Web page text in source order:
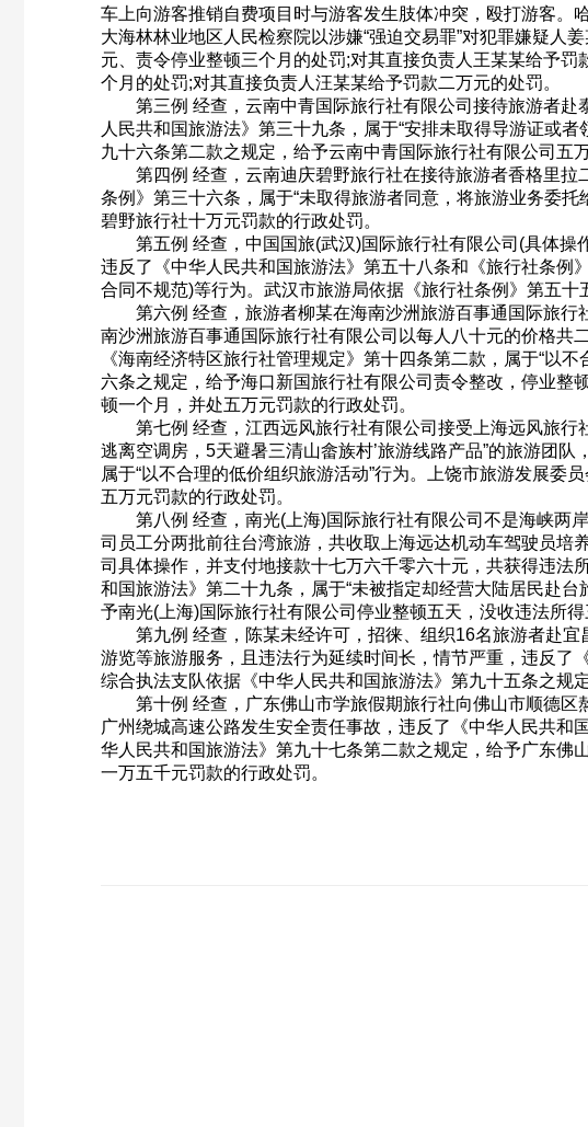
车上向游客推销自费项目时与游客发生肢体冲突，殴打游客
大海林林业地区人民检察院以涉嫌“强迫交易罪”对犯罪嫌疑人
元、责令停业整顿三个月的处罚;对其直接负责人王某某给予
个月的处罚;对其直接负责人汪某某给予罚款二万元的处罚。
第三例 经查，云南中青国际旅行社有限公司接待旅游者赴
人民共和国旅游法》第三十九条，属于“安排未取得导游证或
九十六条第二款之规定，给予云南中青国际旅行社有限公司五
第四例 经查，云南迪庆碧野旅行社在接待旅游者香格里拉
条例》第三十六条，属于“未取得旅游者同意，将旅游业务委
碧野旅行社十万元罚款的行政处罚。
第五例 经查，中国国旅(武汉)国际旅行社有限公司(具体操
违反了《中华人民共和国旅游法》第五十八条和《旅行社条例
合同不规范)等行为。武汉市旅游局依据《旅行社条例》第五
第六例 经查，旅游者柳某在海南沙洲旅游百事通国际旅行
南沙洲旅游百事通国际旅行社有限公司以每人八十元的价格共
《海南经济特区旅行社管理规定》第十四条第二款，属于“以
六条之规定，给予海口新国旅行社有限公司责令整改，停业
顿一个月，并处五万元罚款的行政处罚。
第七例 经查，江西远风旅行社有限公司接受上海远风旅行
逃离空调房，5天避暑三清山畲族村’旅游线路产品”的旅游团
属于“以不合理的低价组织旅游活动”行为。上饶市旅游发展委
五万元罚款的行政处罚。
第八例 经查，南光(上海)国际旅行社有限公司不是海峡两岸
司员工分两批前往台湾旅游，共收取上海远达机动车驾驶员
司具体操作，并支付地接款十七万六千零六十元，共获得违
和国旅游法》第二十九条，属于“未被指定却经营大陆居民赴
予南光(上海)国际旅行社有限公司停业整顿五天，没收违法所
第九例 经查，陈某未经许可，招徕、组织16名旅游者赴宜
游览等旅游服务，且违法行为延续时间长，情节严重，违反了
综合执法支队依据《中华人民共和国旅游法》第九十五条之规
第十例 经查，广东佛山市学旅假期旅行社向佛山市顺德区
广州绕城高速公路发生安全责任事故，违反了《中华人民共和
华人民共和国旅游法》第九十七条第二款之规定，给予广东佛
一万五千元罚款的行政处罚。